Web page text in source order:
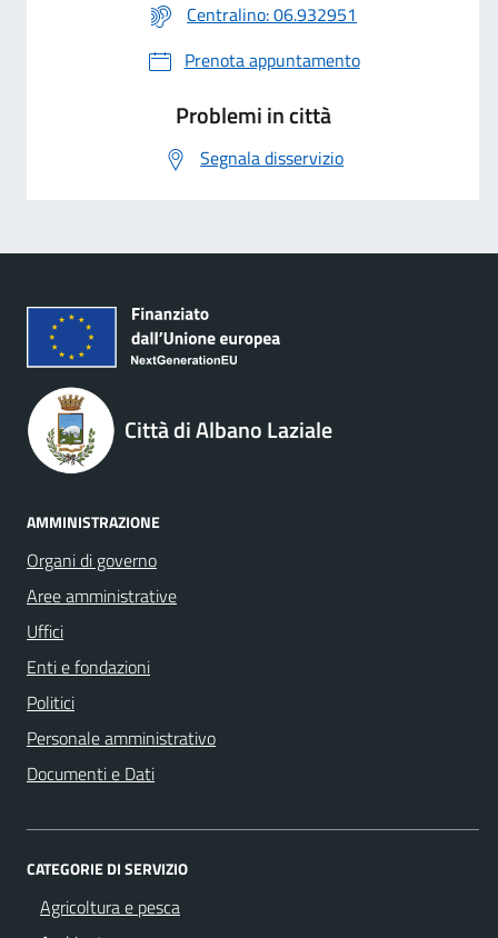
Centralino: 06.932951
Prenota appuntamento
Problemi in città
Segnala disservizio
Città di Albano Laziale
AMMINISTRAZIONE
Organi di governo
Aree amministrative
Uffici
Enti e fondazioni
Politici
Personale amministrativo
Documenti e Dati
CATEGORIE DI SERVIZIO
Agricoltura e pesca